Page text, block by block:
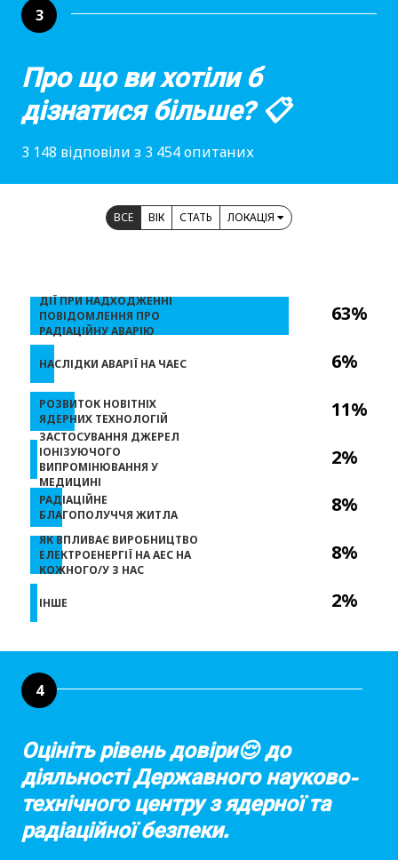
3
Про що ви хотіли б
дізнатися більше? 📋
3 148 відповіли з 3 454 опитаних
ВСЕ ВІК СТАТЬ ЛОКАЦІЯ
63%
6%
11%
2%
8%
8%
2%
ДІЇ ПРИ НАДХОДЖЕННІ
ПОВІДОМЛЕННЯ ПРО
РАДІАЦІЙНУ АВАРІЮ
НАСЛІДКИ АВАРІЇ НА ЧАЕС
РОЗВИТОК НОВІТНІХ
ЯДЕРНИХ ТЕХНОЛОГІЙ
ЗАСТОСУВАННЯ ДЖЕРЕЛ
ІОНІЗУЮЧОГО
ВИПРОМІНЮВАННЯ У
МЕДИЦИНІ
РАДІАЦІЙНЕ
БЛАГОПОЛУЧЧЯ ЖИТЛА
ЯК ВПЛИВАЄ ВИРОБНИЦТВО
ЕЛЕКТРОЕНЕРГІЇ НА АЕС НА
КОЖНОГО/У З НАС
ІНШЕ
4
Оцініть рівень довіри😌 до
діяльності Державного науково-
технічного центру з ядерної та
радіаційної безпеки.